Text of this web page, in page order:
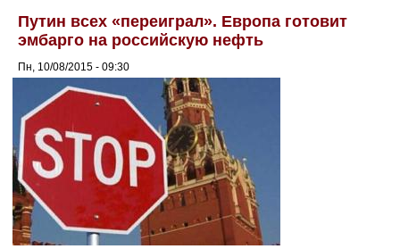
Путин всех «переиграл». Европа готовит
эмбарго на российскую нефть
Пн, 10/08/2015 - 09:30